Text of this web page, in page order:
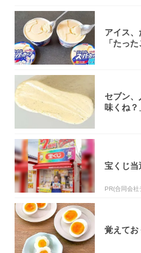
アイス
「たっ
セブン
味くね
宝くじ当
PR(合同会
覚えてお